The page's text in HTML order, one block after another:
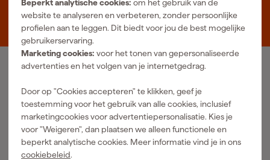
Beperkt analytische cookies: om het gebruik van de
website te analyseren en verbeteren, zonder persoonlijke
profielen aan te leggen. Dit biedt voor jou de best mogelijke
gebruikerservaring.
Marketing cookies: voor het tonen van gepersonaliseerde
advertenties en het volgen van je internetgedrag.
Door op "Cookies accepteren" te klikken, geef je
toestemming voor het gebruik van alle cookies, inclusief
marketingcookies voor advertentiepersonalisatie. Kies je
voor "Weigeren", dan plaatsen we alleen functionele en
beperkt analytische cookies. Meer informatie vind je in ons
cookiebeleid.
Zevenheuvelenweg 25
5048 AN Tilburg
Luchtgereedschap
Reiniging
Klimaatbeheersing
Bevestigingsmateriaal
Handgereedschap
Meetgereedschap
Elektrisch gereedschap
Accu gereedschap